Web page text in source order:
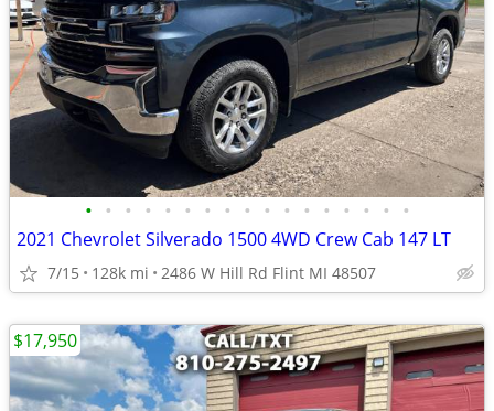
• • • • • • • • • • • • • • • • •
2021 Chevrolet Silverado 1500 4WD Crew Cab 147 LT
7/15 128k mi 2486 W Hill Rd Flint MI 48507
$17,950